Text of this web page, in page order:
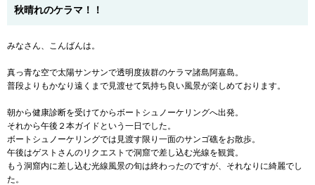
秋晴れのケラマ！！
みなさん、こんばんは。
真っ青な空で太陽サンサンで透明度抜群のケラマ諸島阿嘉島。
普段よりもかなり遠くまで見渡せて気持ち良い風景が楽しめております。
朝から健康診断を受けてからボートシュノーケリングへ出発。
それから午後２本ガイドという一日でした。
ボートシュノーケリングでは見渡す限り一面のサンゴ礁をお散歩。
午後はゲストさんのリクエストで洞窟で差し込む光線を観賞。
もう洞窟内に差し込む光線風景の旬は終わったのですが、それなりに綺麗でし
た。